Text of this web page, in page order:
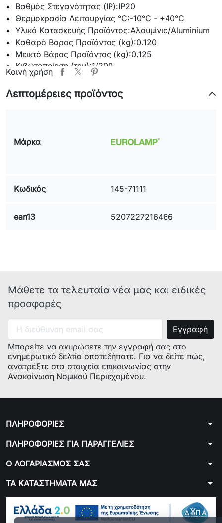
Βαθμός Στεγανότητας (IP):IP20
Θερμοκρασία Λειτουργίας °C:-10°C - +40°C
Υλικό Κατασκευής Προϊόντος:Αλουμίνιο/Aluminium
Καθαρό Βάρος Προϊόντος (kg):0.120
Μεικτό Βάρος Προϊόντος (kg):0.125
Κιβωτοποίηση (τεμ):1/200
Συσκευασία: White Box with Sticker
Ύψος :34mm
Πλάτος :
57mm
Πιστοποιητικά:
Ένδειξη CE:
Κοινή χρήση
Λεπτομέρειες προϊόντος
Μάρκα
Κωδικός 145-71111
ean13 5207227216466
Μάθετε τα τελευταία νέα μας και ειδικές
προσφορές
Μπορείτε να ακυρώσετε την εγγραφή σας στο
ενημερωτικό δελτίο οποτεδήποτε. Για να δείτε πώς,
ανατρέξτε στα στοιχεία επικοινωνίας στην
Ανακοίνωση Νομικού Περιεχομένου.
ΠΛΗΡΟΦΟΡΙΕΣ arrow_drop_down
ΠΛΗΡΟΦΟΡΙΕΣ ΓΙΑ ΠΑΡΑΓΓΕΛΙΕΣ arrow_drop_down
Ο ΛΟΓΑΡΙΑΣΜΟΣ ΣΑΣ arrow_drop_down
ΤΑ ΚΑΤΑΣΤΗΜΑΤΑ ΜΑΣ arrow_drop_down